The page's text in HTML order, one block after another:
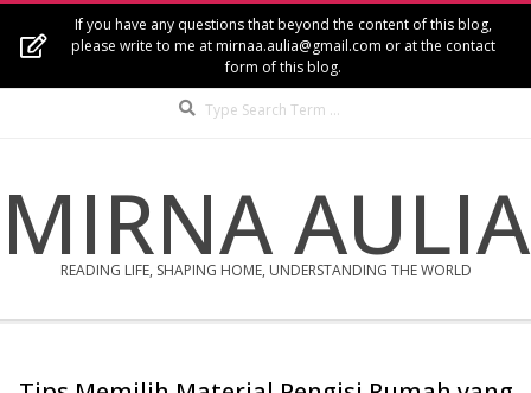
If you have any questions that beyond the content of this blog,
please write to me at mirnaa.aulia@gmail.com or at the contact
form of this blog.
MIRNA AULIA
READING LIFE, SHAPING HOME, UNDERSTANDING THE WORLD